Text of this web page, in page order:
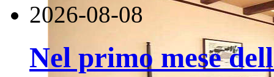
2026-08-08
Nel primo mese